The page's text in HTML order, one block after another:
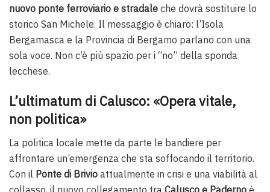
nuovo ponte ferroviario e stradale che dovrà sostituire lo
storico San Michele. Il messaggio è chiaro: l’Isola
Bergamasca e la Provincia di Bergamo parlano con una
sola voce. Non c’è più spazio per i “no” della sponda
lecchese.
L’ultimatum di Calusco: «Opera vitale,
non politica»
La politica locale mette da parte le bandiere per
affrontare un’emergenza che sta soffocando il territorio.
Con il Ponte di Brivio attualmente in crisi e una viabilità al
collasso, il nuovo collegamento tra Calusco e Paderno è